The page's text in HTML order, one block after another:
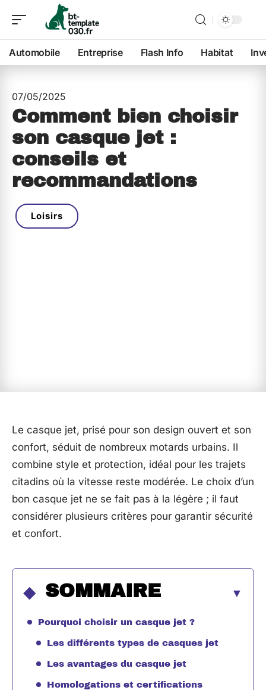
Automobile Entreprise Flash Info Habitat
07/05/2025
Comment bien choisir
son casque jet :
conseils et
recommandations
Loisirs
Le casque jet, prisé pour son design ouvert et son
confort, séduit de nombreux motards urbains. Il
combine style et protection, idéal pour les trajets
citadins où la vitesse reste modérée. Le choix d’un
bon casque jet ne se fait pas à la légère ; il faut
considérer plusieurs critères pour garantir sécurité
et confort.
SOMMAIRE
Pourquoi choisir un casque jet ?
Les différents types de casques jet
Les avantages du casque jet
Homologations et certifications